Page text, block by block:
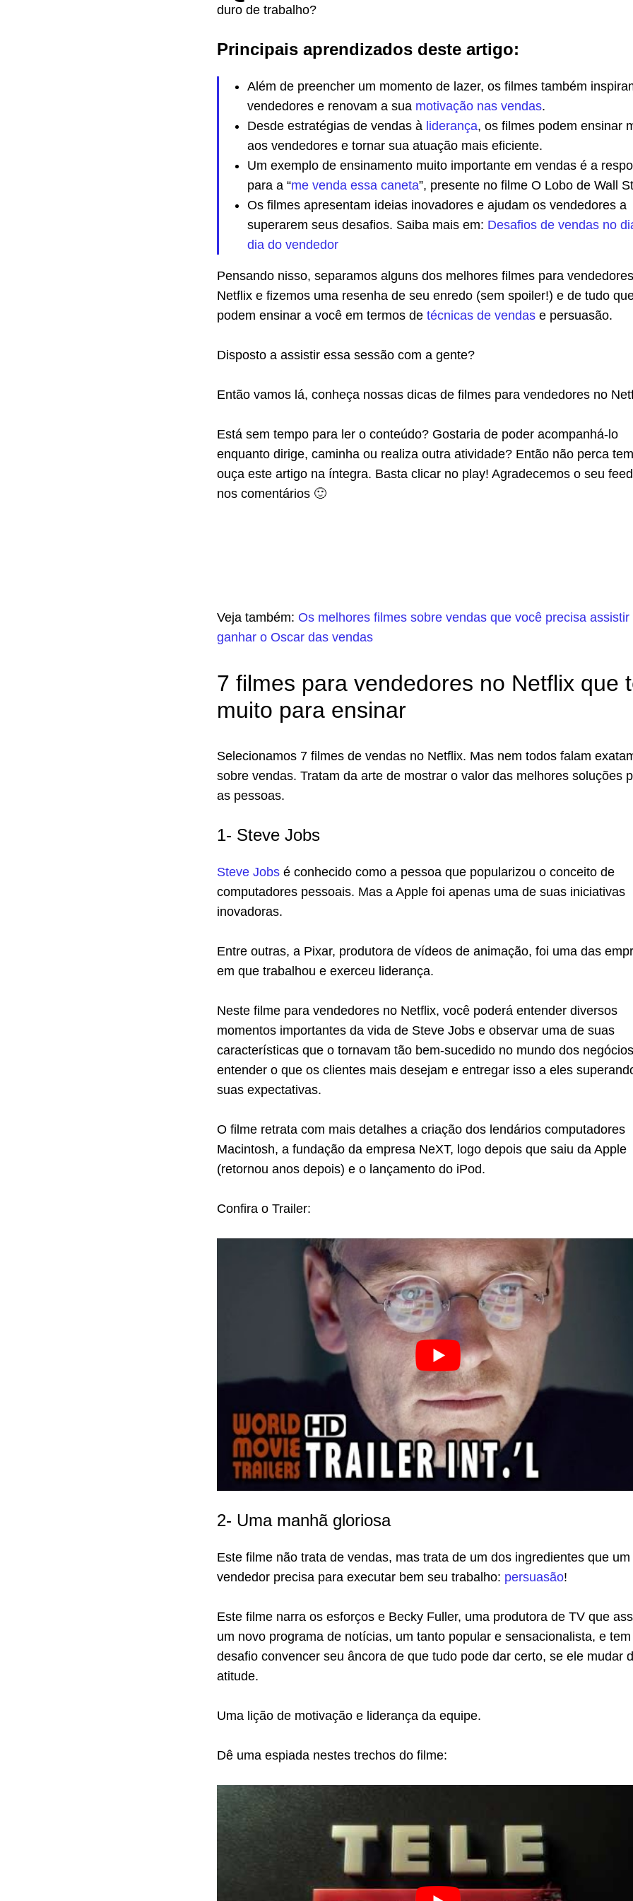
duro de trabalho?
Principais aprendizados deste artigo:
Além de preencher um momento de lazer, os filmes também
vendedores e renovam a sua motivação nas vendas.
Desde estratégias de vendas à liderança, os filmes podem ensinar
aos vendedores e tornar sua atuação mais eficiente.
Um exemplo de ensinamento muito importante em vendas é a
para a “me venda essa caneta”, presente no filme O Lobo de Wall
Os filmes apresentam ideias inovadores e ajudam os vendedores a
superarem seus desafios. Saiba mais em: Desafios de vendas no
dia do vendedor
Pensando nisso, separamos alguns dos melhores filmes para
Netflix e fizemos uma resenha de seu enredo (sem spoiler!) e de tudo
podem ensinar a você em termos de técnicas de vendas e persuasão.
Disposto a assistir essa sessão com a gente?
Então vamos lá, conheça nossas dicas de filmes para vendedores no
Está sem tempo para ler o conteúdo? Gostaria de poder acompanhá-lo
enquanto dirige, caminha ou realiza outra atividade? Então não perca
ouça este artigo na íntegra. Basta clicar no play! Agradecemos o seu
nos comentários 🙂
Veja também: Os melhores filmes sobre vendas que você precisa assistir
ganhar o Oscar das vendas
7 filmes para vendedores no Netflix que
muito para ensinar
Selecionamos 7 filmes de vendas no Netflix. Mas nem todos falam
sobre vendas. Tratam da arte de mostrar o valor das melhores soluções
as pessoas.
1- Steve Jobs
Steve Jobs é conhecido como a pessoa que popularizou o conceito de
computadores pessoais. Mas a Apple foi apenas uma de suas iniciativas
inovadoras.
Entre outras, a Pixar, produtora de vídeos de animação, foi uma das
em que trabalhou e exerceu liderança.
Neste filme para vendedores no Netflix, você poderá entender diversos
momentos importantes da vida de Steve Jobs e observar uma de suas
características que o tornavam tão bem-sucedido no mundo dos
entender o que os clientes mais desejam e entregar isso a eles
suas expectativas.
O filme retrata com mais detalhes a criação dos lendários computadores
Macintosh, a fundação da empresa NeXT, logo depois que saiu da Apple
(retornou anos depois) e o lançamento do iPod.
Confira o Trailer:
2- Uma manhã gloriosa
Este filme não trata de vendas, mas trata de um dos ingredientes que um
vendedor precisa para executar bem seu trabalho: persuasão!
Este filme narra os esforços e Becky Fuller, uma produtora de TV que
um novo programa de notícias, um tanto popular e sensacionalista, e
desafio convencer seu âncora de que tudo pode dar certo, se ele mudar
atitude.
Uma lição de motivação e liderança da equipe.
Dê uma espiada nestes trechos do filme: